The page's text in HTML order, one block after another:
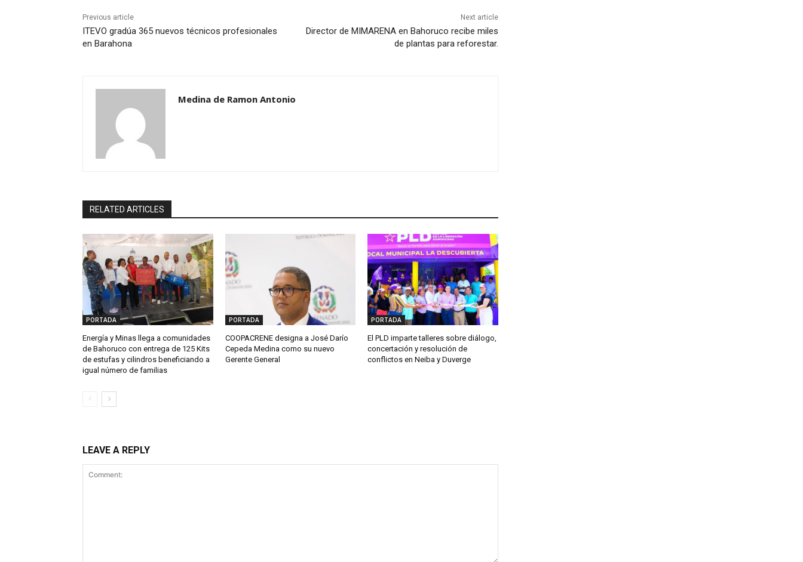
Previous article
ITEVO gradúa 365 nuevos técnicos profesionales
en Barahona
Next article
Director de MIMARENA en Bahoruco recibe miles
de plantas para reforestar.
Medina de Ramon Antonio
RELATED ARTICLES
PORTADA
Energía y Minas llega a comunidades
de Bahoruco con entrega de 125 Kits
de estufas y cilindros beneficiando a
igual número de familias
PORTADA
COOPACRENE designa a José Darío
Cepeda Medina como su nuevo
Gerente General
PORTADA
El PLD imparte talleres sobre diálogo,
concertación y resolución de
conflictos en Neiba y Duverge
LEAVE A REPLY